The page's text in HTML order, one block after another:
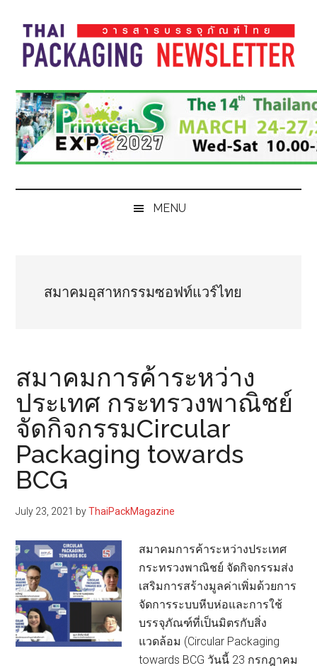
main
content
secondary
menu
primary
sidebar
footer
Thai
Pack
Magazine
Pack
Magazine
MENU
สมาคมอุสาหกรรมซอฟท์แวร์ไทย
สมาคมการค้าระหว่าง
ประเทศ กระทรวงพาณิชย์
จัดกิจกรรมCircular
Packaging towards
BCG
July 23, 2021 byThaiPackMagazine
สมาคมการค้าระหว่างประเทศ
กระทรวงพาณิชย์ จัดกิจกรรมส่ง
เสริมการสร้างมูลค่าเพิ่มด้วยการ
จัดการระบบหีบห่อและการใช้
บรรจุภัณฑ์ที่เป็นมิตรกับสิ่ง
แวดล้อม (Circular Packaging
towards BCG วันนี้ 23 กรกฎาคม